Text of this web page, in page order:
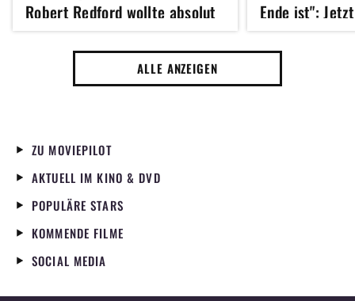
Robert Redford wollte absolut
kein Remake dieses Klassikers
der 70er Jahre
Ende ist":
Hathaway 43
Jahres gedreht
ALLE ANZEIGEN
ZU MOVIEPILOT
AKTUELL IM KINO & DVD
POPULÄRE STARS
KOMMENDE FILME
SOCIAL MEDIA